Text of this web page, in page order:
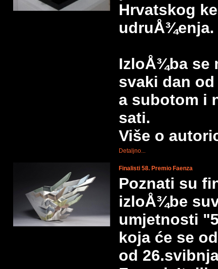
Hrvatskog
udruÅ¾enja.
IzloÅ¾ba se
svaki dan
a subotom i
sati.
Više o
Detaljno...
Finalisti 58. Premio Faenza
Poznati su
izloÅ¾be
umjetnosti
koja će se
od